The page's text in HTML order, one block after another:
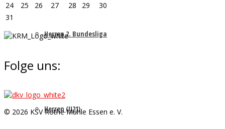
Herren 2. Bundesliga
Herren (U21)
24
25 26 27 28 29
30
31
Folge uns:
© 2026 KSV Rothe Mühle Essen e. V.